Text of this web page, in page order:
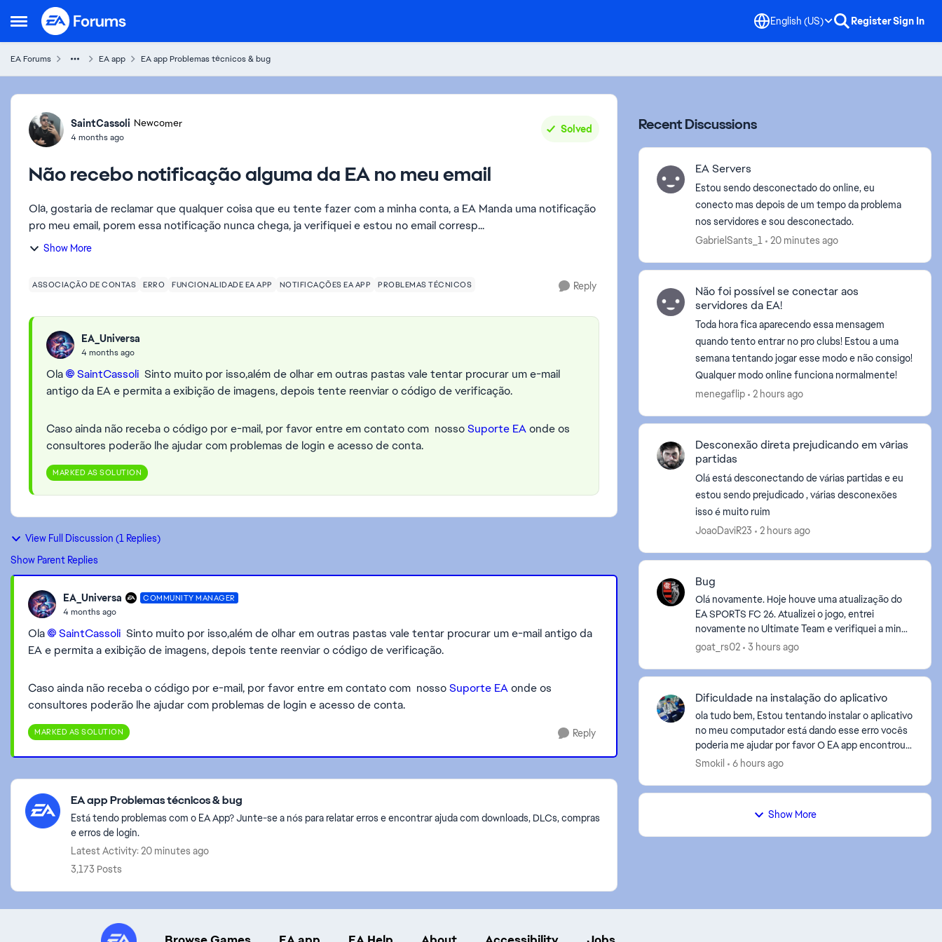
Open Side Menu
Skip to content English (US) RegisterSign In
EA Forums EA app EA app Problemas técnicos & bug
Forum Discussion
SaintCassoli Newcomer
4 months ago
Solved
Não recebo notificação alguma da EA no meu email
Olá, gostaria de reclamar que qualquer coisa que eu tente fazer com a minha conta, a EA Manda uma notificação
pro meu email, porem essa notificação nunca chega, ja verifiquei e estou no email corresp...
Show More
ASSOCIAÇÃO DE CONTAS ERRO FUNCIONALIDADE EA APP NOTIFICAÇÕES EA APP PROBLEMAS TÉCNICOS Reply
EA_Universa
4 months ago
Ola SaintCassoli​ Sinto muito por isso,além de olhar em outras pastas vale tentar procurar um e-mail
antigo da EA e permita a exibição de imagens, depois tente reenviar o código de verificação.
Caso ainda não receba o código por e-mail, por favor entre em contato com nossoSuporte EAonde os
consultores poderão lhe ajudar com problemas de login e acesso de conta.
MARKED AS SOLUTION
View Full Discussion (1 Replies)
Show Parent Replies
EA_Universa COMMUNITY MANAGER
4 months ago
Ola SaintCassoli​ Sinto muito por isso,além de olhar em outras pastas vale tentar procurar um e-mail antigo da
EA e permita a exibição de imagens, depois tente reenviar o código de verificação.
Caso ainda não receba o código por e-mail, por favor entre em contato com nossoSuporte EAonde os
consultores poderão lhe ajudar com problemas de login e acesso de conta.
MARKED AS SOLUTION Reply
Featured Places
EA app Problemas técnicos & bug
Está tendo problemas com o EA App? Junte-se a nós para relatar erros e encontrar ajuda com downloads, DLCs, compras
e erros de login.
Latest Activity: 20 minutes ago
3,173 Posts
Recent Discussions
EA Servers
Estou sendo desconectado do online, eu
conecto mas depois de um tempo da problema
nos servidores e sou desconectado.
GabrielSants_1
20 minutes ago
Não foi possível se conectar aos
servidores da EA!
Toda hora fica aparecendo essa mensagem
quando tento entrar no pro clubs! Estou a uma
semana tentando jogar esse modo e não consigo!
Qualquer modo online funciona normalmente!
menegaflip
2 hours ago
Desconexão direta prejudicando em várias
partidas
Olá está desconectando de várias partidas e eu
estou sendo prejudicado , várias desconexões
isso é muito ruim
JoaoDaviR23
2 hours ago
Bug
Olá novamente. Hoje houve uma atualização do
EA SPORTS FC 26. Atualizei o jogo, entrei
novamente no Ultimate Team e verifiquei a minha
conta, porém o problema continua exatamente o
goat_rs02 3 hours ago
Dificuldade na instalação do aplicativo
ola tudo bem, Estou tentando instalar o aplicativo
no meu computador está dando esse erro vocês
poderia me ajudar por favor O EA app encontrou
um erro e não pôde concluir a instalação (código
Smokil 6 hours ago
Show More